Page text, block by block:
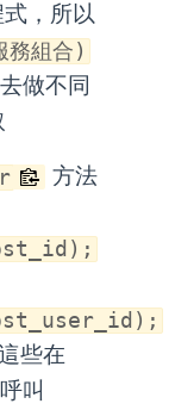
，所以
組合)
去做不同
方法
些在
叫